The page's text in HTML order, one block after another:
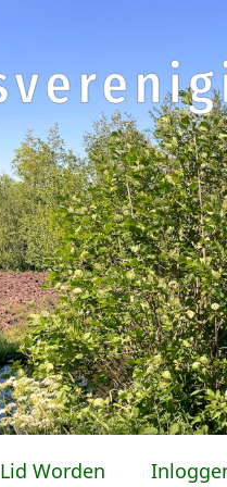
Lid Worden